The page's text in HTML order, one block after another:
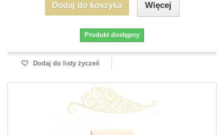
Dodaj do koszyka Więcej
Produkt dostępny
Dodaj do listy życzeń